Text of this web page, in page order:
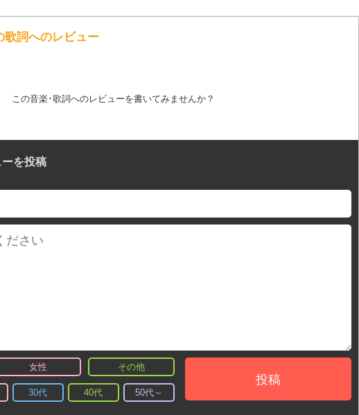
詞へのレビュー
この音楽･歌詞へのレビューを書いてみませんか？
を投稿
女性 その他
30代 40代 50代～
投稿